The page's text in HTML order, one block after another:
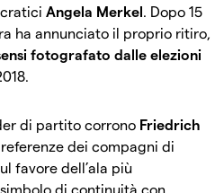
Angela Merkel. Dopo 15
ha annunciato il proprio ritiro,
fotografato dalle elezioni
di partito corrono Friedrich
dei compagni di
favore dell’ala più
di continuità con